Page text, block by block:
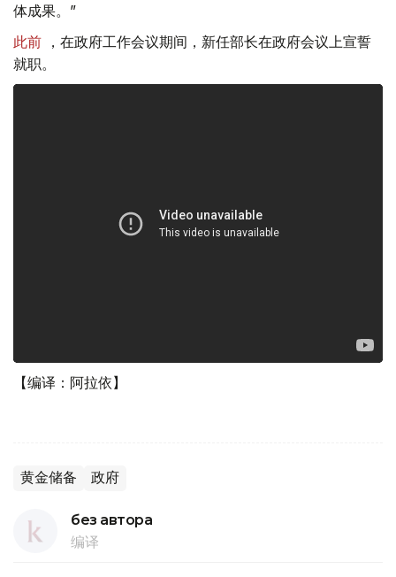
体成果。”
此前 ，在政府工作会议期间，新任部长在政府会议上宣誓
就职。
【编译：阿拉依】
黄金储备 政府
без автора
编译